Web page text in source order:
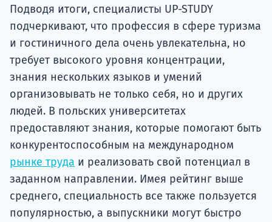
Подводя итоги, специалисты UP-STUDY
подчеркивают, что профессия в сфере туризма
и гостиничного дела очень увлекательна, но
требует высокого уровня концентрации,
знания нескольких языков и умений
организовывать не только себя, но и других
людей. В польских университетах
предоставляют знания, которые помогают быть
конкурентоспособным на международном
рынке труда и реализовать свой потенциал в
заданном направлении. Имея рейтинг выше
среднего, специальность все также пользуется
популярностью, а выпускники могут быстро